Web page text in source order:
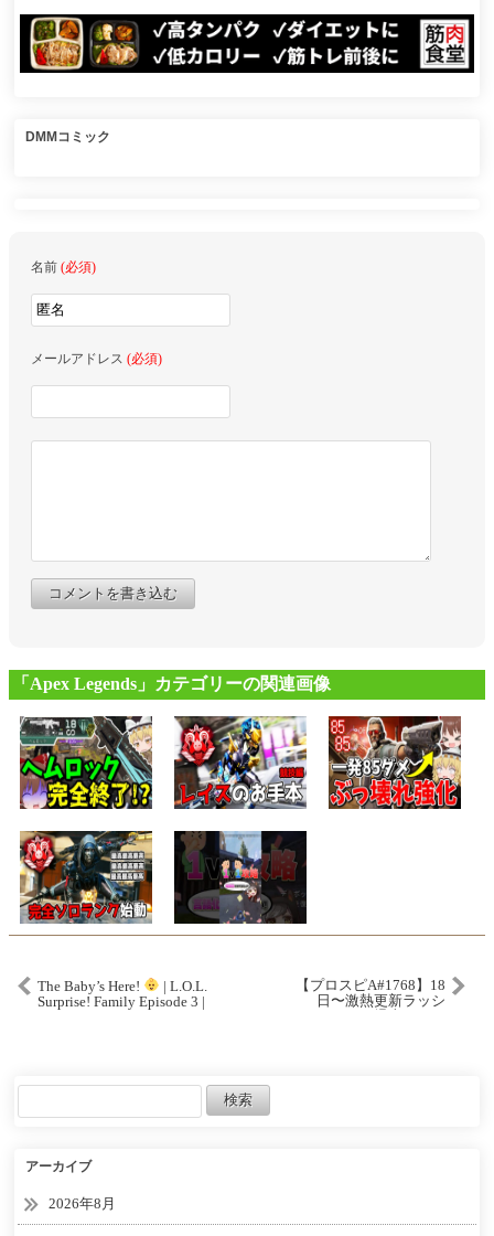
DMMコミック
名前 (必須)
メールアドレス (必須)
コメントを書き込む
「Apex Legends」カテゴリーの関連画像
The Baby’s Here!
| L.O.L.
Surprise! Family Episode 3 |
【プロスピA#1768】18
日〜激熱更新ラッシ
アーカイブ
2026年8月